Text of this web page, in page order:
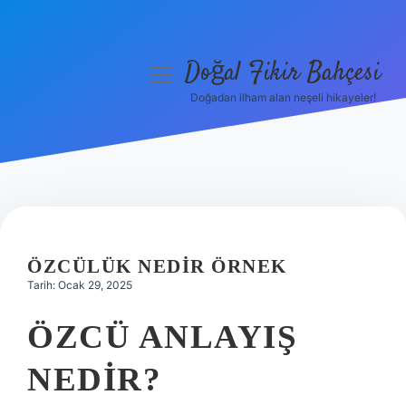
Hakkımızda
menüyüDoğal Fikir Bahçesi
Doğadan ilham alan neşeli hikayeler!
ÖZCÜLÜK NEDIR ÖRNEK
Tarih: Ocak 29, 2025
ÖZCÜ ANLAYIŞ
NEDIR?